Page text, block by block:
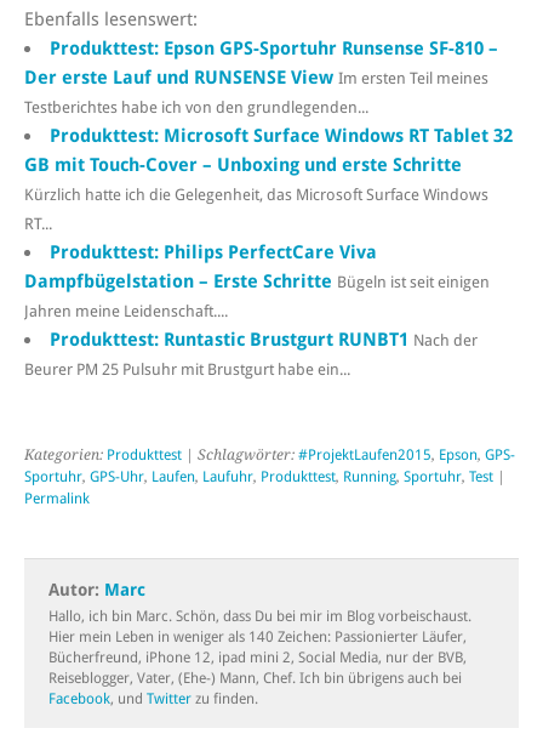
Ebenfalls lesenswert:
Produkttest: Epson GPS-Sportuhr Runsense SF-810 –
Der erste Lauf und RUNSENSE View Im ersten Teil meines
Testberichtes habe ich von den grundlegenden...
Produkttest: Microsoft Surface Windows RT Tablet 32
GB mit Touch-Cover – Unboxing und erste Schritte
Kürzlich hatte ich die Gelegenheit, das Microsoft Surface Windows
RT...
Produkttest: Philips PerfectCare Viva
Dampfbügelstation – Erste Schritte Bügeln ist seit einigen
Jahren meine Leidenschaft....
Produkttest: Runtastic Brustgurt RUNBT1 Nach der
Beurer PM 25 Pulsuhr mit Brustgurt habe ein...
Kategorien: Produkttest | Schlagwörter: #ProjektLaufen2015, Epson, GPS-
Sportuhr, GPS-Uhr, Laufen, Laufuhr, Produkttest, Running, Sportuhr, Test
Permalink
Autor: Marc
Hallo, ich bin Marc. Schön, dass Du bei mir im Blog vorbeischaust.
Hier mein Leben in weniger als 140 Zeichen: Passionierter Läufer,
Bücherfreund, iPhone 12, ipad mini 2, Social Media, nur der BVB,
Reiseblogger, Vater, (Ehe-) Mann, Chef. Ich bin übrigens auch bei
Facebook, und Twitter zu finden.